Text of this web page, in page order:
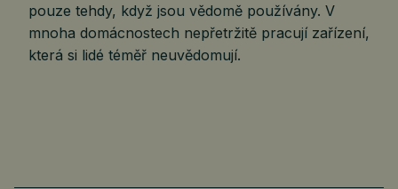
pouze tehdy, když jsou vědomě používány. V
mnoha domácnostech nepřetržitě pracují zařízení,
která si lidé téměř neuvědomují.